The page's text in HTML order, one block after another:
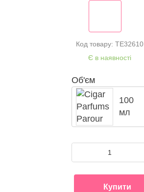
Код товару: TE32610
Є в наявності
Об'єм
100
мл
Купити